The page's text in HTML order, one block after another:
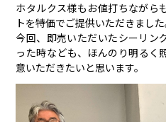
ホタルクス様もお値打ちながら
トを特価でご提供いただきました
今回、即売いただいたシーリン
った時なども、ほんのり明るく
意いただきたいと思います。